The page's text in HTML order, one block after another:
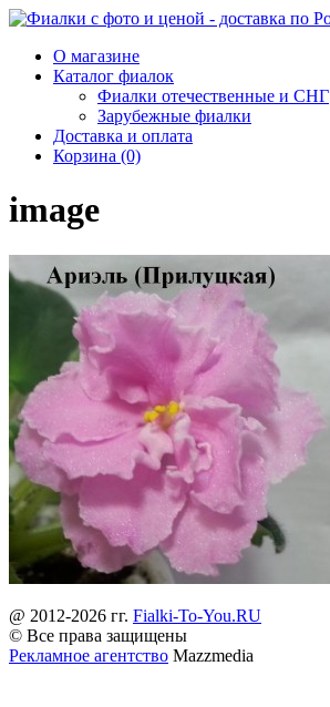
О магазине
Каталог фиалок
Фиалки отечественные и СНГ
Зарубежные фиалки
Доставка и оплата
Корзина (0)
image
@ 2012-2026 гг. Fialki-To-You.RU
© Все права защищены
Рекламное агентство Mazzmedia